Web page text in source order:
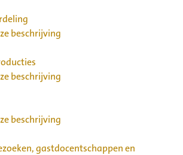
beschrijving
beschrijving
beschrijving
gastdocentschappen en